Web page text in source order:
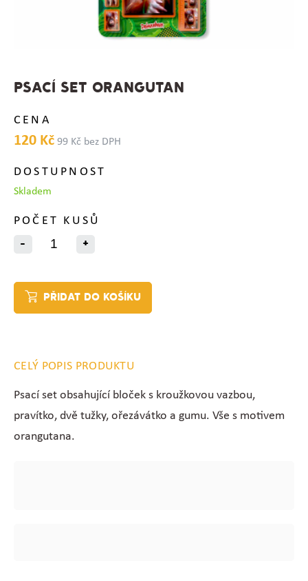
PSACÍ SET ORANGUTAN
CENA
120 Kč 99 Kč bez DPH
DOSTUPNOST
Skladem
POČET KUSŮ
-
+
PŘIDAT DO KOŠÍKU
CELÝ POPIS PRODUKTU
Psací set obsahující bloček s kroužkovou vazbou,
pravítko, dvě tužky, ořezávátko a gumu. Vše s motivem
orangutana.